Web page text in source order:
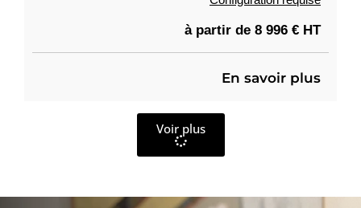
à partir de 8 996 € HT
En savoir plus
Voir plus